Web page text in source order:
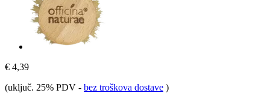
€ 4,39
(uključ. 25% PDV - bez troškova dostave )